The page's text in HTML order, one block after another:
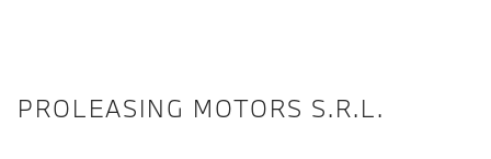
PROLEASING MOTORS S.R.L.